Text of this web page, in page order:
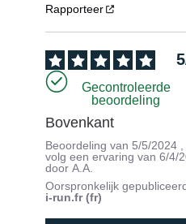
Rapporteer
5
Gecontroleerde
beoordeling
Bovenkant
Beoordeling van 5/5/2024
volg een ervaring van6/4/
doorA.A.
Oorspronkelijk
i-run.fr (fr)